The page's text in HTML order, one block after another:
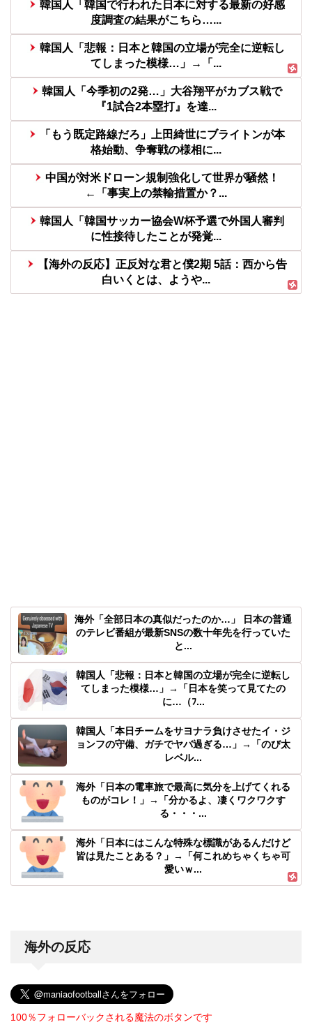
韓国人「韓国で行われた日本に対する最新の好感
度調査の結果がこちら…...
韓国人「悲報：日本と韓国の立場が完全に逆転し
てしまった模様…」→「...
韓国人「今季初の2発…」大谷翔平がカブス戦で
『1試合2本塁打』を達...
「もう既定路線だろ」上田綺世にブライトンが本
格始動、争奪戦の様相に...
中国が対米ドローン規制強化して世界が騒然！
←「事実上の禁輸措置か？...
韓国人「韓国サッカー協会W杯予選で外国人審判
に性接待したことが発覚...
【海外の反応】正反対な君と僕2期 5話：西から告
白いくとは、ようや...
海外「全部日本の真似だったのか…」 日本の普通
のテレビ番組が最新SNSの数十年先を行っていた
と...
韓国人「悲報：日本と韓国の立場が完全に逆転し
てしまった模様…」→「日本を笑って見てたの
に…（ﾌ...
韓国人「本日チームをサヨナラ負けさせたイ・ジ
ョンフの守備、ガチでヤバ過ぎる…」→「のび太
レベル...
海外「日本の電車旅で最高に気分を上げてくれる
ものがコレ！」→「分かるよ、凄くワクワクす
る・・・...
海外「日本にはこんな特殊な標識があるんだけど
皆は見たことある？」→「何これめちゃくちゃ可
愛いｗ...
海外の反応
100％フォローバックされる魔法のボタンです